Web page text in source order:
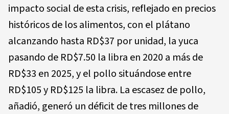
impacto social de esta crisis, reflejado en precios
históricos de los alimentos, con el plátano
alcanzando hasta RD$37 por unidad, la yuca
pasando de RD$7.50 la libra en 2020 a más de
RD$33 en 2025, y el pollo situándose entre
RD$105 y RD$125 la libra. La escasez de pollo,
añadió, generó un déficit de tres millones de